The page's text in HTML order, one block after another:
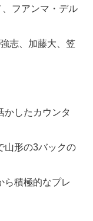
フアンマ・デル
志、加藤大、笠
かしたカウンタ
山形の3バックの
ら積極的なプレ